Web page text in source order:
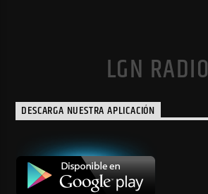
LGN RADIO
DESCARGA NUESTRA APLICACIÓN